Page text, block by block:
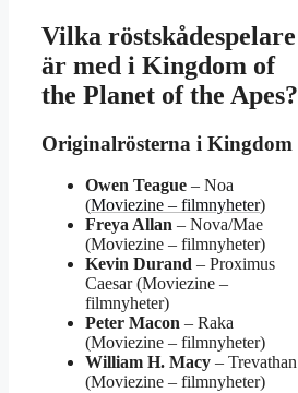
Vilka röstskådespelare
är med i Kingdom of
the Planet of the Apes?
Originalrösterna i Kingdom
Owen Teague – Noa
(Moviezine – filmnyheter)
Freya Allan – Nova/Mae
(Moviezine – filmnyheter)
Kevin Durand – Proximus
Caesar (Moviezine –
filmnyheter)
Peter Macon – Raka
(Moviezine – filmnyheter)
William H. Macy – Trevathan
(Moviezine – filmnyheter)